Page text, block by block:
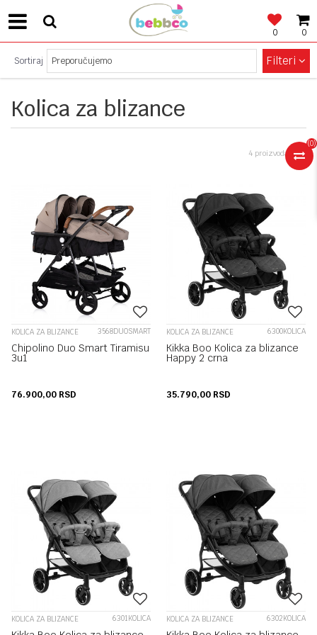
0
0
SIGURNO PLAĆANJE!
(0)
Kolica za blizance
Sortiraj Filteri
4 proizvoda
KOLICA ZA BLIZANCE 3568DUOSMART
Chipolino Duo Smart Tiramisu
3u1
76.900,00 RSD
KOLICA ZA BLIZANCE 6300KOLICA
Kikka Boo Kolica za blizance
Happy 2 crna
35.790,00 RSD
KOLICA ZA BLIZANCE 6301KOLICA KOLICA ZA BLIZANCE 6302KOLICA